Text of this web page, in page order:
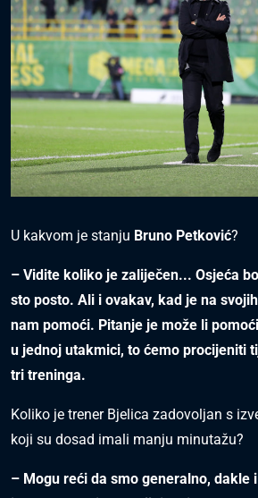
U kakvom je stanju Bruno Petković?
– Vidite koliko je zaliječen... Osjeća
sto posto. Ali i ovakav, kad je na
nam pomoći. Pitanje je može li
u jednoj utakmici, to ćemo procijeniti
tri treninga.
Koliko je trener Bjelica zadovoljan s
koji su dosad imali manju minutažu?
– Mogu reći da smo generalno, dakle